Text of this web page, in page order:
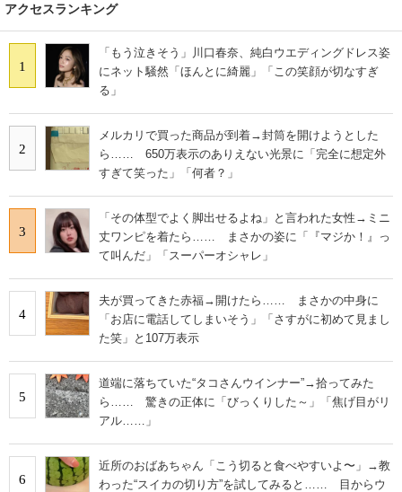
アクセスランキング
1
「もう泣きそう」川口春奈、純白ウエディングドレス姿
にネット騒然「ほんとに綺麗」「この笑顔が切なすぎ
る」
2
メルカリで買った商品が到着→封筒を開けようとした
ら…… 650万表示のありえない光景に「完全に想定外
すぎて笑った」「何者？」
3
「その体型でよく脚出せるよね」と言われた女性→ミニ
丈ワンピを着たら…… まさかの姿に「『マジか！』っ
て叫んだ」「スーパーオシャレ」
4
夫が買ってきた赤福→開けたら…… まさかの中身に
「お店に電話してしまいそう」「さすがに初めて見まし
た笑」と107万表示
5
道端に落ちていた“タコさんウインナー”→拾ってみた
ら…… 驚きの正体に「びっくりした～」「焦げ目がリ
アル……」
6
近所のおばあちゃん「こう切ると食べやすいよ〜」→教
わった“スイカの切り方”を試してみると…… 目からウ